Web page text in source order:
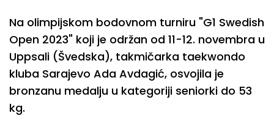
Na olimpijskom bodovnom turniru "G1 Swedish
Open 2023" koji je održan od 11-12. novembra u
Uppsali (Švedska), takmičarka taekwondo
kluba Sarajevo Ada Avdagić, osvojila je
bronzanu medalju u kategoriji seniorki do 53
kg.